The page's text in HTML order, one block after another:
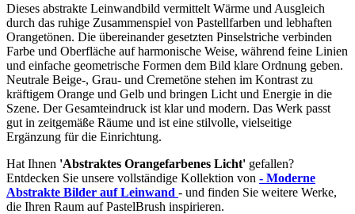
Dieses abstrakte Leinwandbild vermittelt Wärme und Ausgleich
durch das ruhige Zusammenspiel von Pastellfarben und lebhaften
Orangetönen. Die übereinander gesetzten Pinselstriche verbinden
Farbe und Oberfläche auf harmonische Weise, während feine Linien
und einfache geometrische Formen dem Bild klare Ordnung geben.
Neutrale Beige-, Grau- und Cremetöne stehen im Kontrast zu
kräftigem Orange und Gelb und bringen Licht und Energie in die
Szene. Der Gesamteindruck ist klar und modern. Das Werk passt
gut in zeitgemäße Räume und ist eine stilvolle, vielseitige
Ergänzung für die Einrichtung.
Hat Ihnen 'Abstraktes Orangefarbenes Licht' gefallen?
Entdecken Sie unsere vollständige Kollektion von - Moderne
Abstrakte Bilder auf Leinwand - und finden Sie weitere Werke,
die Ihren Raum auf PastelBrush inspirieren.